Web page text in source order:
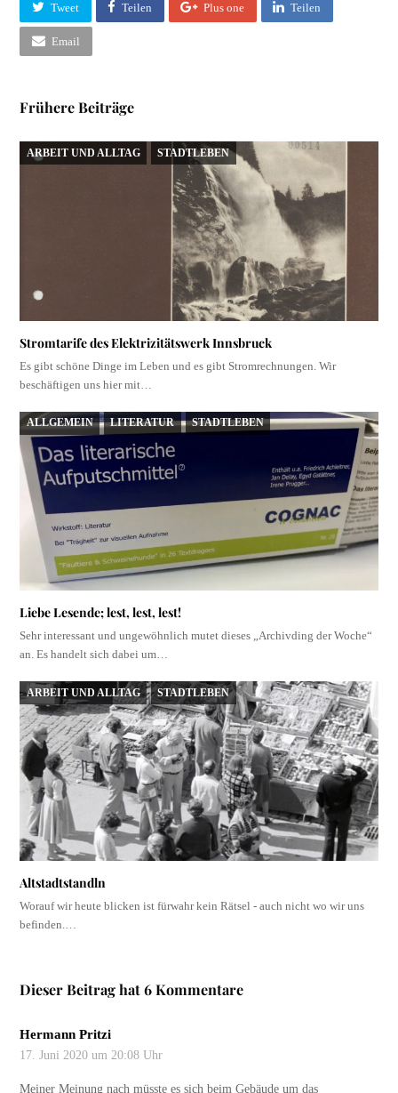
Tweet Teilen Plus one Teilen
Email
Frühere Beiträge
ARBEIT UND ALLTAG STADTLEBEN
Stromtarife des Elektrizitätswerk Innsbruck
Es gibt schöne Dinge im Leben und es gibt Stromrechnungen. Wir
beschäftigen uns hier mit…
ALLGEMEIN LITERATUR STADTLEBEN
Liebe Lesende; lest, lest, lest!
Sehr interessant und ungewöhnlich mutet dieses „Archivding der Woche“
an. Es handelt sich dabei um…
ARBEIT UND ALLTAG STADTLEBEN
Altstadtstandln
Worauf wir heute blicken ist fürwahr kein Rätsel - auch nicht wo wir uns
befinden.…
Dieser Beitrag hat 6 Kommentare
Hermann Pritzi
17. Juni 2020 um 20:08 Uhr
Meiner Meinung nach müsste es sich beim Gebäude um das